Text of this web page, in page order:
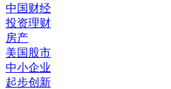
中国财经
投资理财
房产
美国股市
中小企业
起步创新